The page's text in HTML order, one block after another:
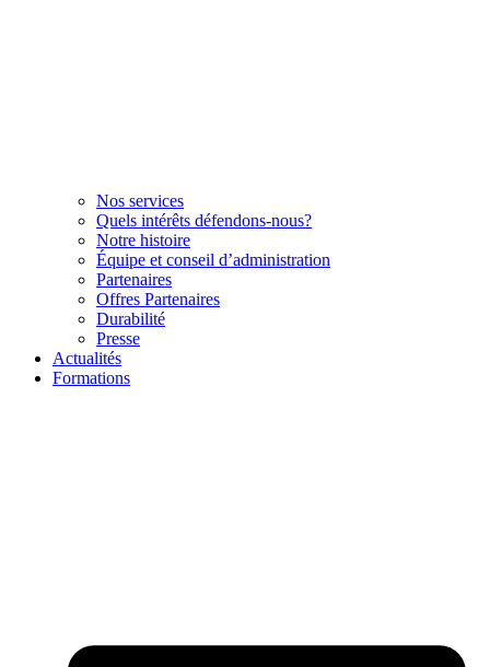
Nos services
Quels intérêts défendons-nous?
Notre histoire
Équipe et conseil d’administration
Partenaires
Offres Partenaires
Durabilité
Presse
Actualités
Formations